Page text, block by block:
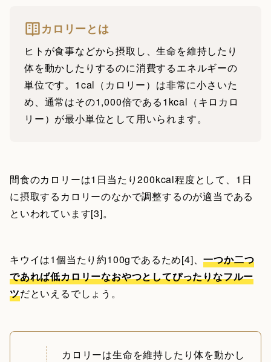
カロリーとは
ヒトが食事などから摂取し、生命を維持したり
体を動かしたりするのに消費するエネルギーの
単位です。1cal（カロリー）は非常に小さいた
め、通常はその1,000倍である1kcal（キロカロ
リー）が最小単位として用いられます。
間食のカロリーは1日当たり200kcal程度として、1日
に摂取するカロリーのなかで調整するのが適当である
といわれています[3]。
キウイは1個当たり約100gであるため[4]、一つか二つ
であれば低カロリーなおやつとしてぴったりなフルー
ツだといえるでしょう。
カロリーは生命を維持したり体を動かし